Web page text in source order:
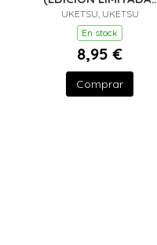
VERANO)
UKETSU, UKETSU
En stock
8,95 €
Comprar